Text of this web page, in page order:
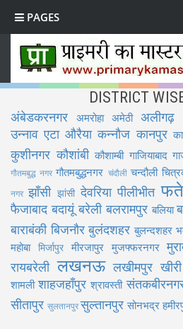
PAGES
DISTRICT
अंबेडकरनगर अमरोहा अमेठी अलीगढ़
उन्नाव एटा औरैया कन्नौज कानपुर
कुशीनगर कौशांबी कौशाम्बी गाजियाबाद
गौतमबुद्ध नगर गौतमबुद्धनगर चंदौली चन्दौली
नगर झाँसी झांसी देवरिया पीलीभीत
फैजाबाद बदायूं बरेली बलरामपुर बलिया
बाराबंकी बिजनौर बुलंदशहर बुलन्दशहर
महोबा मिर्जापुर मीरजापुर मुजफ्फरनगर
रायबरेली लखनऊ लखीमपुर खीरी
शामली शाहजहाँपुर श्रावस्ती
सीतापुर सुलतानपुरसुल्तानपुर सोनभद्र